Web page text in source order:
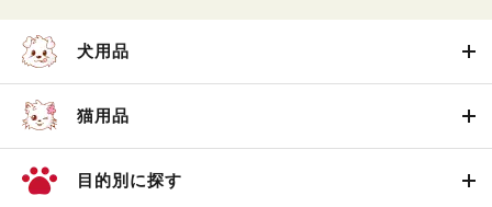
犬用品
猫用品
目的別に探す